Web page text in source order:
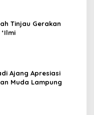
Tinjau Gerakan
Ajang Apresiasi
Muda Lampung